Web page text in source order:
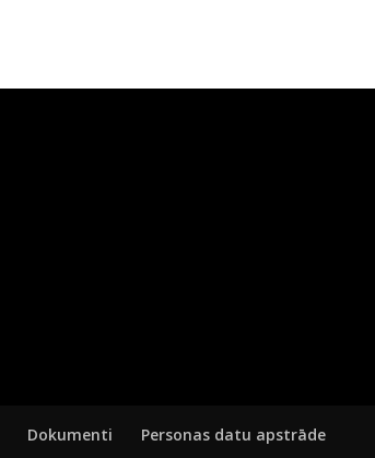
Dokumenti Personas datu apstrāde